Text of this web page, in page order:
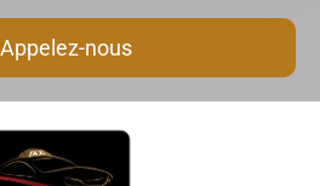
Appelez-nous